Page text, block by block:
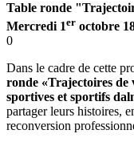
Table ronde
Mercredi 1er octobre
0
Dans le cadre de cette
ronde «Trajectoires de
sportives et sportifs
partager leurs histoires,
reconversion